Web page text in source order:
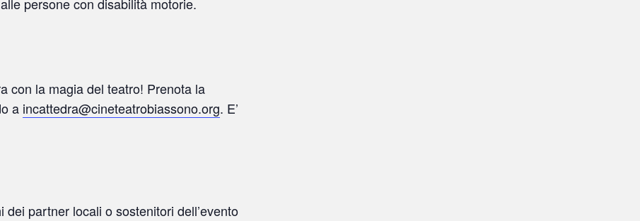
con la magia del teatro! Prenota la
a incattedra@cineteatrobiassono.org. E’
partner locali o sostenitori dell’evento